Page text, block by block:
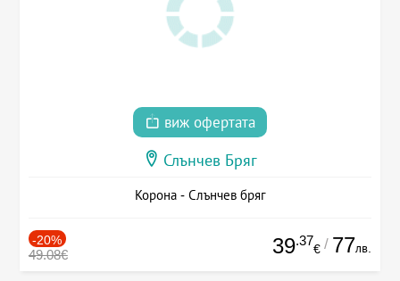
виж офертата
Слънчев Бряг
Корона - Слънчев бряг
-20%
49.08€ 39.37
€ / 77лв.